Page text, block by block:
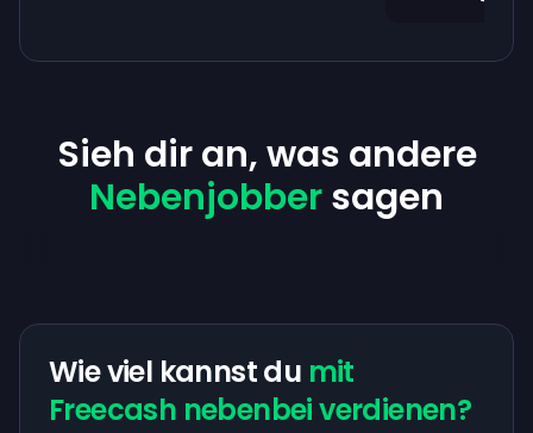
Sieh dir an, was andere
Nebenjobbersagen
Wie viel kannst du mit
Freecash nebenbei verdienen?